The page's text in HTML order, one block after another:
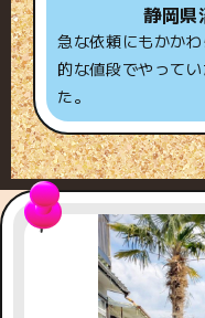
静岡県
急な依頼にもかか
的な値段でやって
た。